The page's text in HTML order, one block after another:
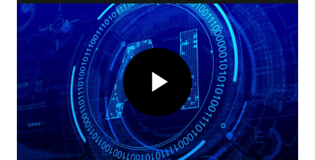
e
b
o
o
k
e
dI
n
l y
Li
n
Chiplet for More Scalable AI